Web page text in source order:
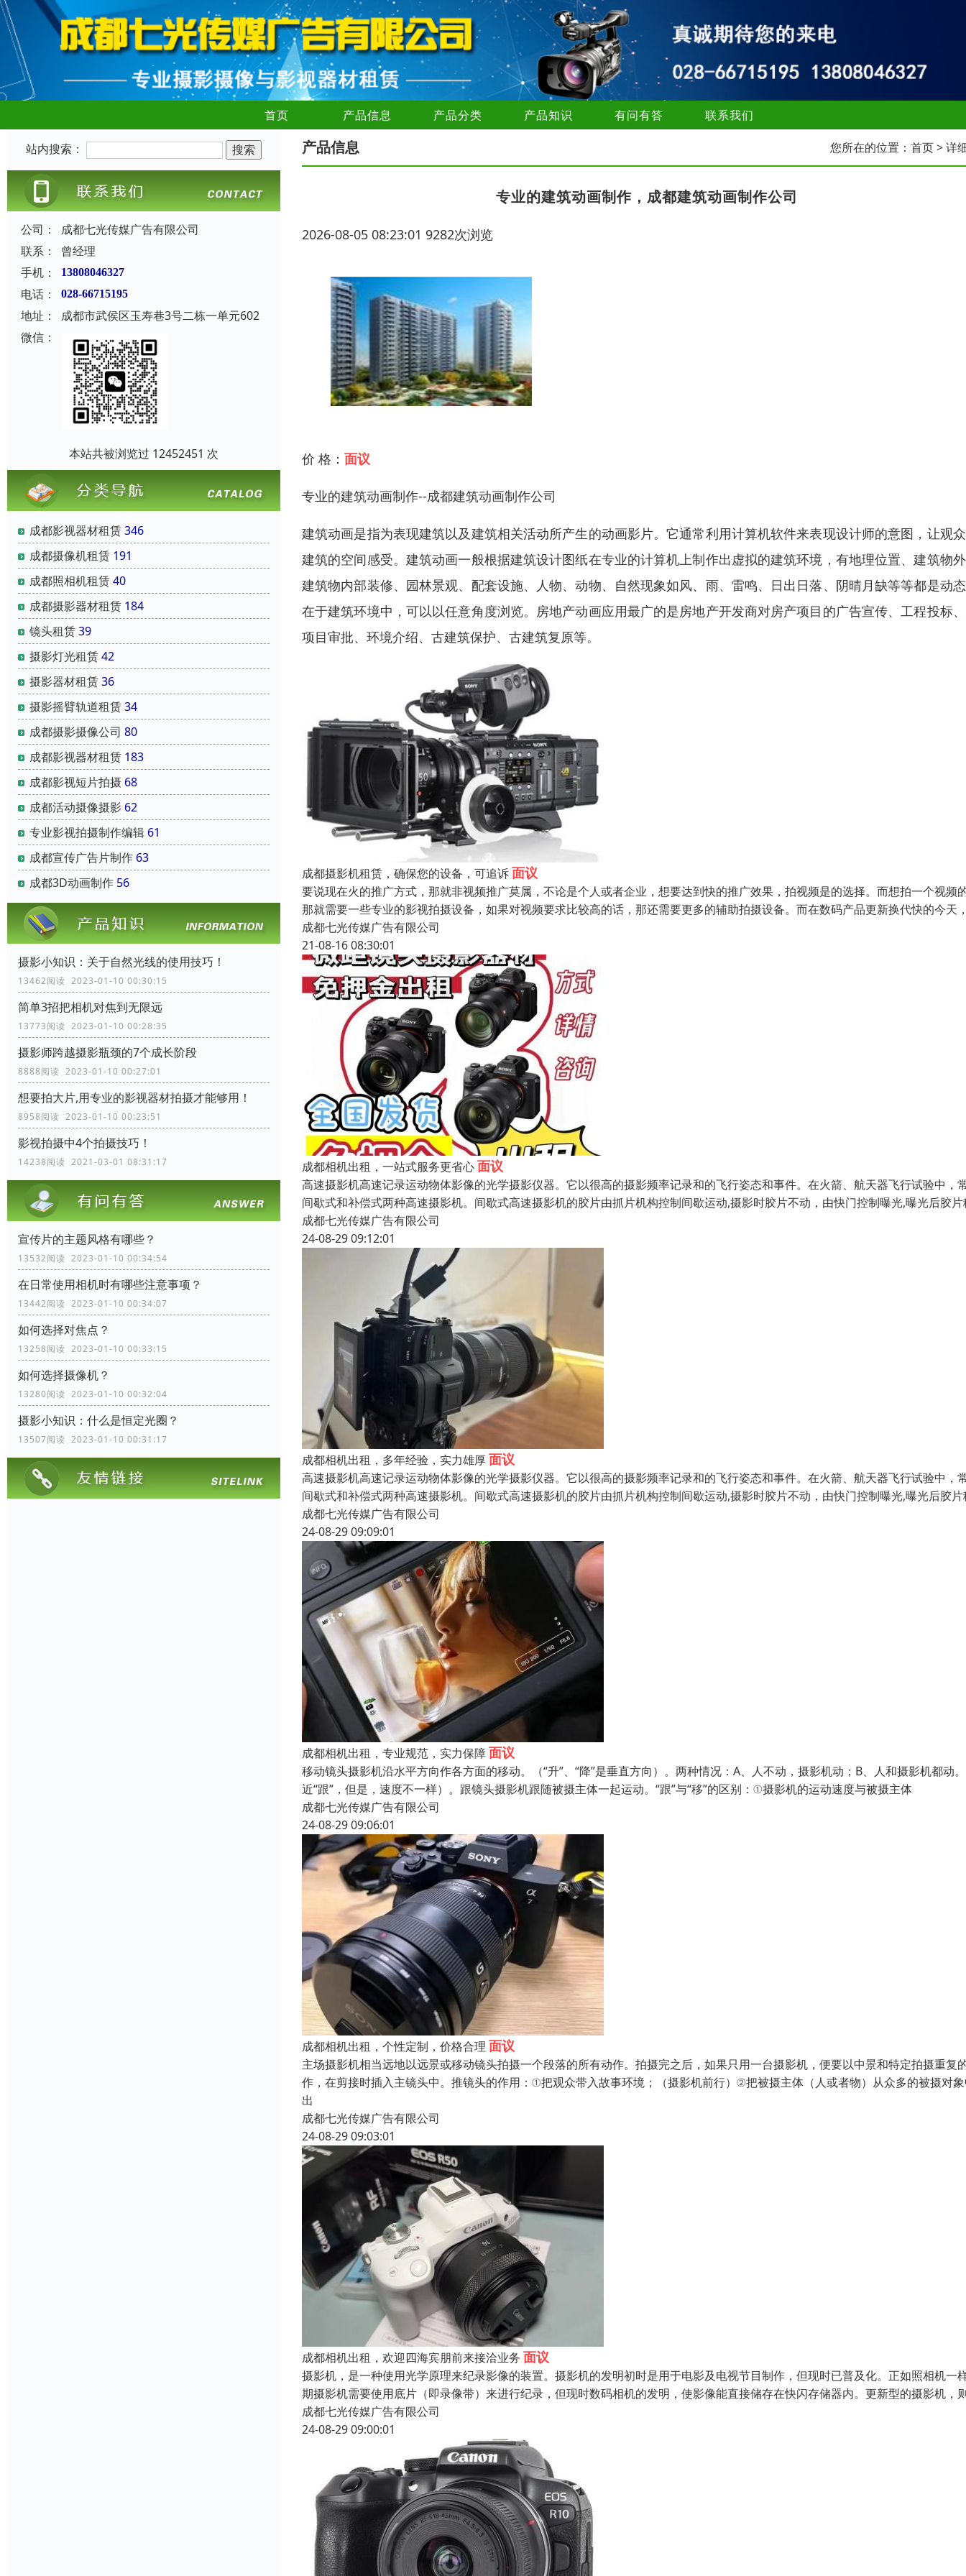
首页 产品信息 产品分类 产品知识 有问有答 联系我们
站内搜索：
公司：
成都七光传媒广告有限公司
联系：
曾经理
手机：
13808046327
电话： 028-66715195
地址：
成都市武侯区玉寿巷3号二栋一单元602
微信：
本站共被浏览过 12452451 次
成都影视器材租赁346
成都摄像机租赁 191
成都照相机租赁40
成都摄影器材租赁 184
镜头租赁39
摄影灯光租赁42
摄影器材租赁36
摄影摇臂轨道租赁34
成都摄影摄像公司 80
成都影视器材租赁 183
成都影视短片拍摄 68
成都活动摄像摄影 62
专业影视拍摄制作编辑 61
成都宣传广告片制作 63
成都3D动画制作 56
摄影小知识：关于自然光线的使用技巧！
13462阅读 2023-01-10 00:30:15
简单3招把相机对焦到无限远
13773阅读 2023-01-10 00:28:35
摄影师跨越摄影瓶颈的7个成长阶段
8888阅读 2023-01-10 00:27:01
想要拍大片,用专业的影视器材拍摄才能够用！
8958阅读 2023-01-10 00:23:51
影视拍摄中4个拍摄技巧！
14238阅读 2021-03-01 08:31:17
宣传片的主题风格有哪些？
13532阅读 2023-01-10 00:34:54
在日常使用相机时有哪些注意事项？
13442阅读 2023-01-10 00:34:07
如何选择对焦点？
13258阅读 2023-01-10 00:33:15
如何选择摄像机？
13280阅读 2023-01-10 00:32:04
摄影小知识：什么是恒定光圈？
13507阅读 2023-01-10 00:31:17
产品信息 您所在的位置： 首页> 详
专业的建筑动画制作，成都建筑动画制作公司
2026-08-05 08:23:01 9282次浏览
价 格： 面议
专业的建筑动画制作--成都建筑动画制作公司
建筑动画是指为表现建筑以及建筑相关活动所产生的动画影片。它通常利用计算机软件来表现设计师的意图，让观
建筑的空间感受。建筑动画一般根据建筑设计图纸在专业的计算机上制作出虚拟的建筑环境，有地理位置、建筑物
建筑物内部装修、园林景观、配套设施、人物、动物、自然现象如风、雨、雷鸣、日出日落、阴晴月缺等等都是动
在于建筑环境中，可以以任意角度浏览。房地产动画应用最广的是房地产开发商对房产项目的广告宣传、工程投标
项目审批、环境介绍、古建筑保护、古建筑复原等。
成都摄影机租赁，确保您的设备，可追诉面议
要说现在火的推广方式，那就非视频推广莫属，不论是个人或者企业，想要达到快的推广效果，拍视频是的选择。而想拍一个视频
那就需要一些专业的影视拍摄设备，如果对视频要求比较高的话，那还需要更多的辅助拍摄设备。而在数码产品更新换代快的今天
成都七光传媒广告有限公司
21-08-16 08:30:01
成都相机出租，一站式服务更省心面议
高速摄影机高速记录运动物体影像的光学摄影仪器。它以很高的摄影频率记录和的飞行姿态和事件。在火箭、航天器飞行试验中，
间歇式和补偿式两种高速摄影机。间歇式高速摄影机的胶片由抓片机构控制间歇运动,摄影时胶片不动，由快门控制曝光,曝光后胶片
成都七光传媒广告有限公司
24-08-29 09:12:01
成都相机出租，多年经验，实力雄厚面议
高速摄影机高速记录运动物体影像的光学摄影仪器。它以很高的摄影频率记录和的飞行姿态和事件。在火箭、航天器飞行试验中，
间歇式和补偿式两种高速摄影机。间歇式高速摄影机的胶片由抓片机构控制间歇运动,摄影时胶片不动，由快门控制曝光,曝光后胶片
成都七光传媒广告有限公司
24-08-29 09:09:01
成都相机出租，专业规范，实力保障面议
移动镜头摄影机沿水平方向作各方面的移动。（“升”、“降”是垂直方向）。两种情况：A、人不动，摄影机动；B、人和摄影机都动
近“跟”，但是，速度不一样）。跟镜头摄影机跟随被摄主体一起运动。“跟”与“移”的区别：①摄影机的运动速度与被摄主体
成都七光传媒广告有限公司
24-08-29 09:06:01
成都相机出租，个性定制，价格合理 面议
主场摄影机相当远地以远景或移动镜头拍摄一个段落的所有动作。拍摄完之后，如果只用一台摄影机，便要以中景和特定拍摄重复
作，在剪接时插入主镜头中。推镜头的作用：①把观众带入故事环境；（摄影机前行）②把被摄主体（人或者物）从众多的被摄对
出
成都七光传媒广告有限公司
24-08-29 09:03:01
成都相机出租，欢迎四海宾朋前来接洽业务 面议
摄影机，是一种使用光学原理来纪录影像的装置。摄影机的发明初时是用于电影及电视节目制作，但现时已普及化。正如照相机一
期摄影机需要使用底片（即录像带）来进行纪录，但现时数码相机的发明，使影像能直接储存在快闪存储器内。更新型的摄影机，
成都七光传媒广告有限公司
24-08-29 09:00:01